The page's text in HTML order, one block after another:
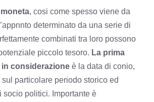
moneta, cosi come spesso viene da
determinato da una serie di
combinati tra loro possono
piccolo tesoro. La prima
considerazione è la data di conio,
particolare periodo storico ed
socio politici. Importante è